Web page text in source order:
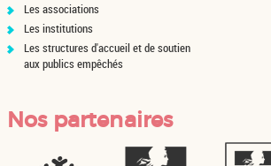
Les associations
Les institutions
Les structures d'accueil et de soutien
aux publics empêchés
Nos partenaires